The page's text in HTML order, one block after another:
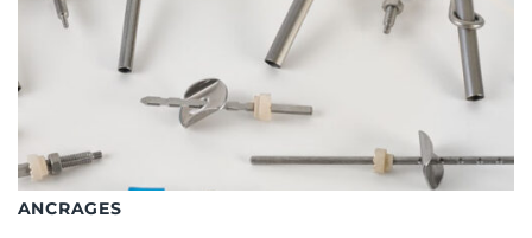
ANCRAGES